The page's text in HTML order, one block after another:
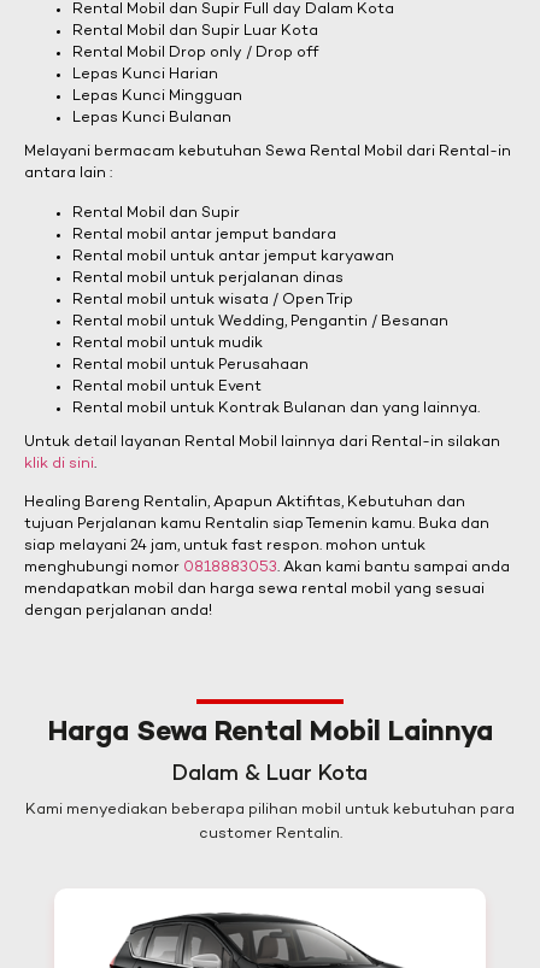
Rental Mobil dan Supir Full day Dalam Kota
Rental Mobil dan Supir Luar Kota
Rental Mobil Drop only / Drop off
Lepas Kunci Harian
Lepas Kunci Mingguan
Lepas Kunci Bulanan
Melayani bermacam kebutuhan Sewa Rental Mobil dari Rental-in
antara lain :
Rental Mobil dan Supir
Rental mobil antar jemput bandara
Rental mobil untuk antar jemput karyawan
Rental mobil untuk perjalanan dinas
Rental mobil untuk wisata / Open Trip
Rental mobil untuk Wedding, Pengantin / Besanan
Rental mobil untuk mudik
Rental mobil untuk Perusahaan
Rental mobil untuk Event
Rental mobil untuk Kontrak Bulanan dan yang lainnya.
Untuk detail layanan Rental Mobil lainnya dari Rental-in silakan
klik di sini.
Healing Bareng Rentalin, Apapun Aktifitas, Kebutuhan dan
tujuan Perjalanan kamu Rentalin siap Temenin kamu. Buka dan
siap melayani 24 jam, untuk fast respon. mohon untuk
menghubungi nomor 0818883053. Akan kami bantu sampai anda
mendapatkan mobil dan harga sewa rental mobil yang sesuai
dengan perjalanan anda!
Harga Sewa Rental Mobil Lainnya
Dalam & Luar Kota
Kami menyediakan beberapa pilihan mobil untuk kebutuhan para
customer Rentalin.